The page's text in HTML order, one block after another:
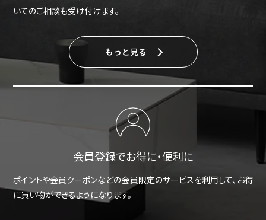
いてのご相談も受け付けます。
もっと見る
会員登録でお得に・便利に
ポイントや会員クーポンなどの会員限定のサービスを利用して、お得
に買い物ができるようになります。